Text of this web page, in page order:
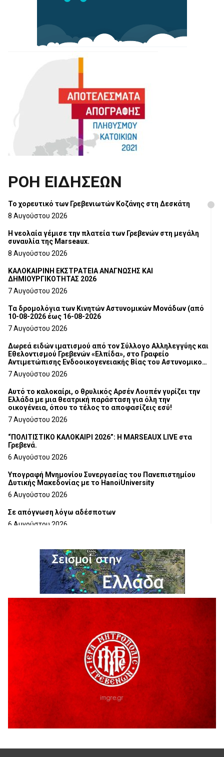
ΡΟΗ ΕΙΔΗΣΕΩΝ
Το χορευτικό των Γρεβενιωτών Κοζάνης στη Δεσκάτη
8 Αυγούστου 2026
Η νεολαία γέμισε την πλατεία των Γρεβενών στη μεγάλη
συναυλία της Marseaux.
8 Αυγούστου 2026
ΚΑΛΟΚΑΙΡΙΝΗ ΕΚΣΤΡΑΤΕΙΑ ΑΝΑΓΝΩΣΗΣ ΚΑΙ
ΔΗΜΙΟΥΡΓΙΚΟΤΗΤΑΣ 2026
7 Αυγούστου 2026
Τα δρομολόγια των Κινητών Αστυνομικών Μονάδων (από
10-08-2026 έως 16-08-2026
7 Αυγούστου 2026
Δωρεά ειδών ιματισμού από τον Σύλλογο Αλληλεγγύης και
Εθελοντισμού Γρεβενών «Ελπίδα», στο Γραφείο
Αντιμετώπισης Ενδοοικογενειακής Βίας του Αστυνομικού
Τμήματος Γρεβενών
7 Αυγούστου 2026
Αυτό το καλοκαίρι, ο θρυλικός Αρσέν Λουπέν γυρίζει την
Ελλάδα με μια θεατρική παράσταση για όλη την
οικογένεια, όπου το τέλος το αποφασίζεις εσύ!
7 Αυγούστου 2026
“ΠΟΛΙΤΙΣΤΙΚΟ ΚΑΛΟΚΑΙΡΙ 2026”: Η MARSEAUX LIVE στα
Γρεβενά.
6 Αυγούστου 2026
Υπογραφή Μνημονίου Συνεργασίας του Πανεπιστημίου
Δυτικής Μακεδονίας με το HanoiUniversity
6 Αυγούστου 2026
Σε απόγνωση λόγω αδέσποτων
6 Αυγούστου 2026
6 Αυγούστου 2026
Ολοκληρώνεται η ασφαλτόστρωση της οδού Περιβόλι –
6 Αυγούστου 2026
H παραδοχή λαθών είναι (και) δύναμη
5 Αυγούστου 2026
Ο ΑΝΔΡΕΑΣ ΑΣΛΑΝΙΔΗΣ ΣΥΝΕΧΙΖΕΙ ΣΤΟΝ ΠΡΩΤΕΑ
ΓΡΕΒΕΝΩΝ
5 Αυγούστου 2026
Ευχαριστήριο Εκπολιτιστικού Συλλόγου Ταξιάρχη προς κ.
Παρασχάκη Αθανάσιο
5 Αυγούστου 2026
Διακοπή υδροδότησης του Α΄ κλάδου ύδρευσης
5 Αυγούστου 2026